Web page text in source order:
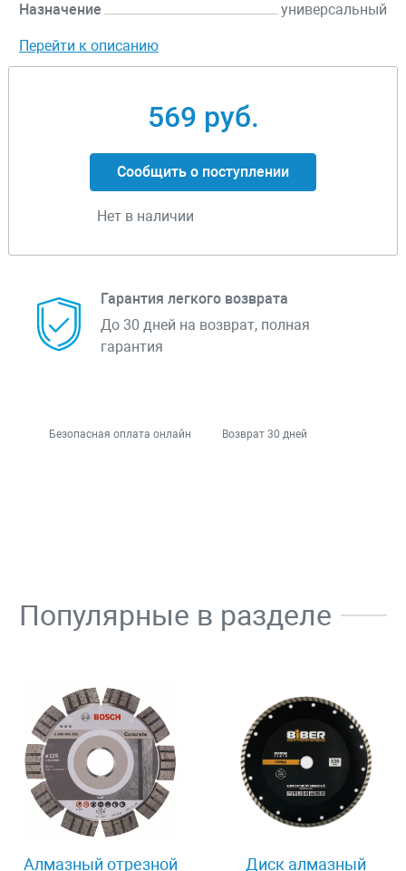
Назначение универсальный
Перейти к описанию
569 руб.
Сообщить о поступлении
Нет в наличии
Гарантия легкого возврата
До 30 дней на возврат, полная
гарантия
Безопасная оплата онлайн Возврат 30 дней
Популярные в разделе
Алмазный отрезной Диск алмазный